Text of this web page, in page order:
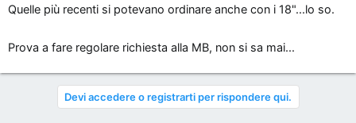
Quelle più recenti si potevano ordinare anche con i 18"...lo so.
Prova a fare regolare richiesta alla MB, non si sa mai...
Devi accedere o registrarti per rispondere qui.